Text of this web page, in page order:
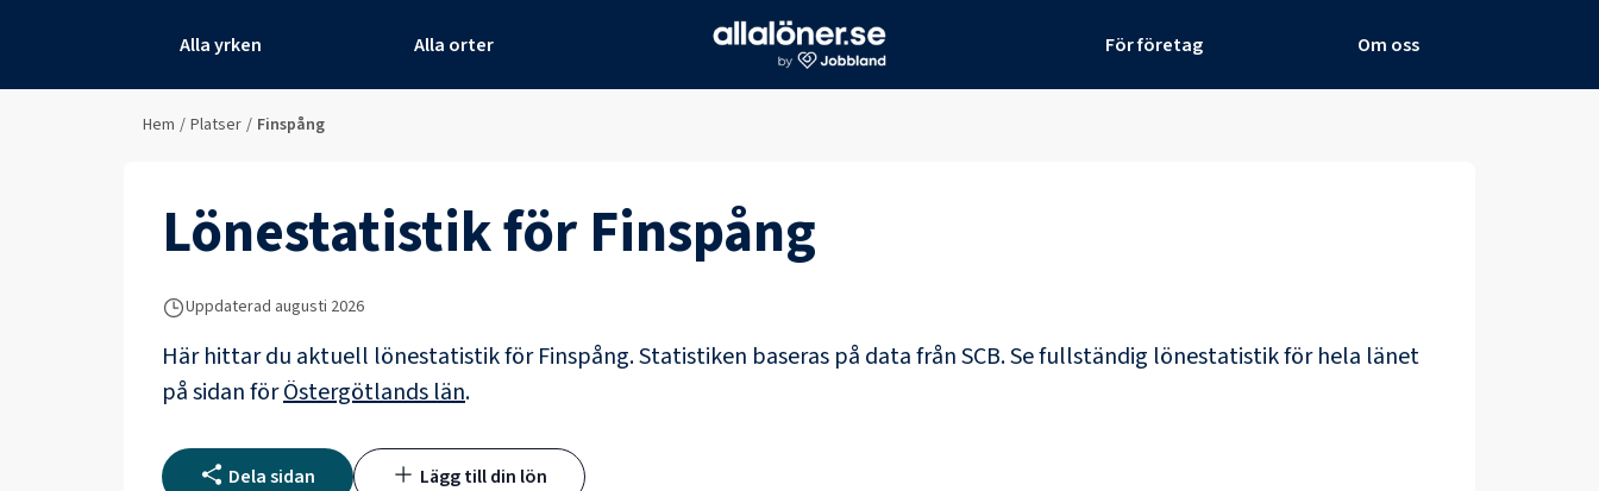
Alla yrken Alla orter För företag Om oss
Hem / Platser / Finspång
Lönestatistik för Finspång
Uppdaterad augusti 2026
Här hittar du aktuell lönestatistik för Finspång. Statistiken baseras på data från SCB.Se fullständig lönestatistik för hela länet
på sidan förÖstergötlands län.
Dela sidan Lägg till din lön